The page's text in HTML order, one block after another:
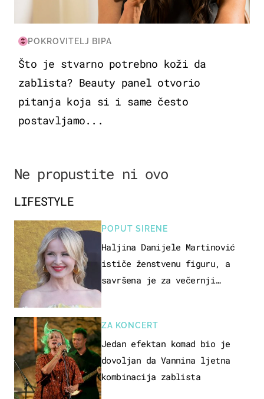
POKROVITELJ BIPA
Što je stvarno potrebno koži da
zablista? Beauty panel otvorio
pitanja koja si i same često
postavljamo...
Ne propustite ni ovo
LIFESTYLE
POPUT SIRENE
Haljina Danijele Martinović
ističe ženstvenu figuru, a
savršena je za večernji
ZA KONCERT
Jedan efektan komad bio je
dovoljan da Vannina ljetna
kombinacija zablista